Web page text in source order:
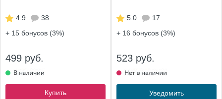
4.9
38
+ 15 бонусов (3%)
499 руб.
Купить
5.0
17
+ 16 бонусов (3%)
523 руб.
Уведомить